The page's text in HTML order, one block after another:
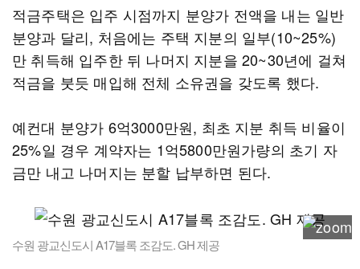
적금주택은 입주 시점까지 분양가 전액을 내는 일반
분양과 달리, 처음에는 주택 지분의 일부(10~25%)
만 취득해 입주한 뒤 나머지 지분을 20~30년에 걸쳐
적금을 붓듯 매입해 전체 소유권을 갖도록 했다.
예컨대 분양가 6억3000만원, 최초 지분 취득 비율이
25%일 경우 계약자는 1억5800만원가량의 초기 자
금만 내고 나머지는 분할 납부하면 된다.
수원 광교신도시 A17블록 조감도. GH 제공